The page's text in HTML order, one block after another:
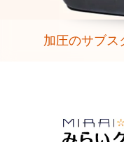
加圧のサブ